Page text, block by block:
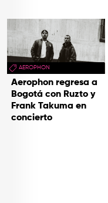
AEROPHON
Aerophon regresa a
Bogotá con Ruzto y
Frank Takuma en
concierto